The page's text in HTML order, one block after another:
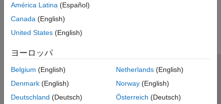
América Latina (Español)
Canada (English)
United States (English)
ヨーロッパ
Belgium (English)
Denmark (English)
Deutschland (Deutsch)
Netherlands(English)
Norway(English)
Österreich (Deutsch)
トラストセンター
プライバシー ポリシー
違法コピー防止
アプリケーション ステータス
© 1994-2026 The MathWorks, Inc.